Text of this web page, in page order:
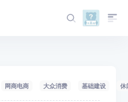
网商电商 大众消费 基础建设 休